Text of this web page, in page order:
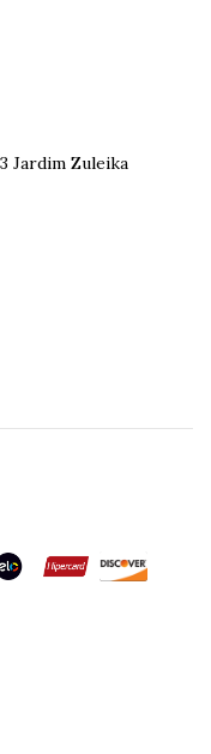
Jardim Zuleika